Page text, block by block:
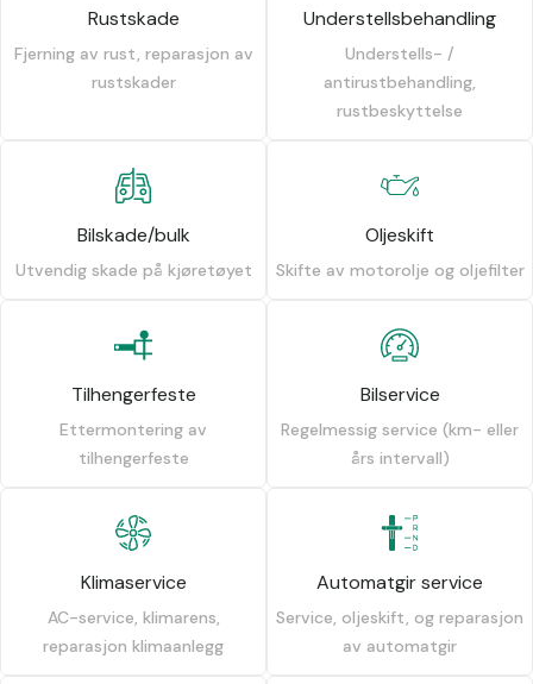
Rustskade
Fjerning av rust, reparasjon av
rustskader
Understellsbehandling
Understells- /
antirustbehandling,
rustbeskyttelse
Bilskade/bulk
Utvendig skade på kjøretøyet
Oljeskift
Skifte av motorolje og oljefilter
Tilhengerfeste
Ettermontering av
tilhengerfeste
Bilservice
Regelmessig service (km- eller
års intervall)
Klimaservice
AC-service, klimarens,
reparasjon klimaanlegg
Automatgir service
Service, oljeskift, og reparasjon
av automatgir